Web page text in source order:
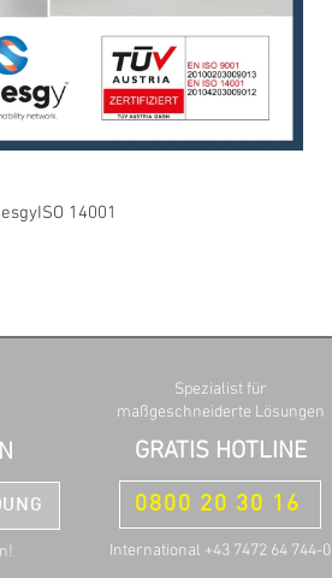
ISO 14001
Spezialist für
maßgeschneiderte Lösungen
GRATIS HOTLINE
0800 20 30 16
International +43 7472 64 744-0